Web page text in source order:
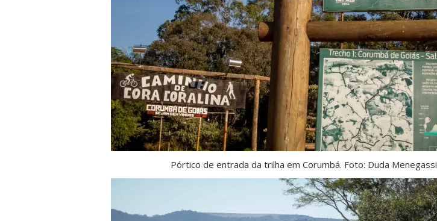
Pórtico de entrada da trilha em Corumbá. Foto: Duda Menegassi